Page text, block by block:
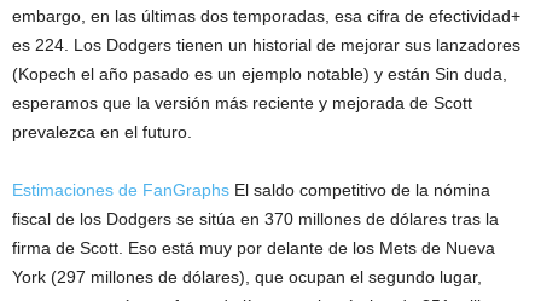
embargo, en las últimas dos temporadas, esa cifra de efectividad+
es 224. Los Dodgers tienen un historial de mejorar sus lanzadores
(Kopech el año pasado es un ejemplo notable) y están Sin duda,
esperamos que la versión más reciente y mejorada de Scott
prevalezca en el futuro.
Estimaciones de FanGraphs El saldo competitivo de la nómina
fiscal de los Dodgers se sitúa en 370 millones de dólares tras la
firma de Scott. Eso está muy por delante de los Mets de Nueva
York (297 millones de dólares), que ocupan el segundo lugar,